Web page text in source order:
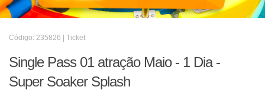
Código: 235826 | Ticket
Single Pass 01 atração Maio - 1 Dia -
Super Soaker Splash